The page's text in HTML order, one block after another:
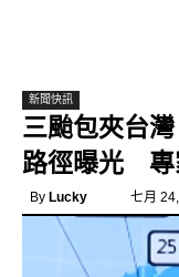
新聞快訊
三颱包夾台
路徑曝光 專
By Lucky 七月